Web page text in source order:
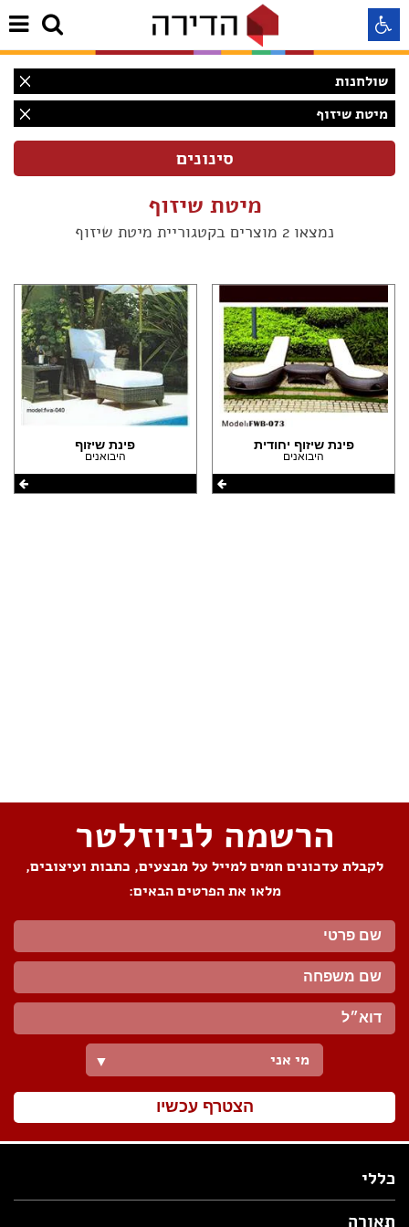
שולחנות
מיטת שיזוף
(2)
(2)
(2)
(2)
(2)
מיטת שיזוף
נמצאו 2 מוצרים בקטגוריית מיטת שיזוף
פינת שיזוף יחודית
היבואנים
פינת שיזוף
היבואנים
הרשמה לניוזלטר
לקבלת עדכונים חמים למייל על מבצעים, כתבות ועיצובים,
מלאו את הפרטים הבאים:
מי אני ▼
הצטרף עכשיו
כללי
תאורה
התאמה לקורא מסך
התאמה לכבדי ראיה
הדגשת קישורים
Aא Aא Aא